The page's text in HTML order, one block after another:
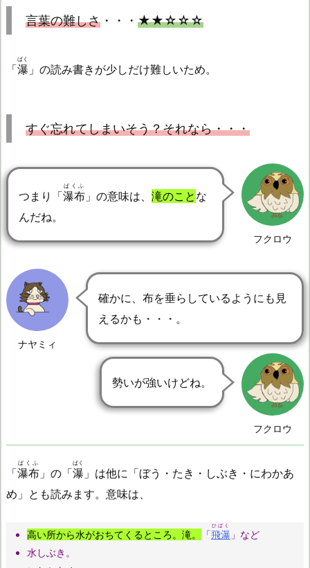
言葉の難しさ ・・・ ★★☆☆☆
「瀑
ばく
」の読み書きが少しだけ難しいため。
すぐ忘れてしまいそう？それなら・・・
フクロウ
つまり「瀑布
ばくふ
」の意味は、 滝のこと な
んだね。
ナヤミィ
確かに、布を垂らしているようにも見
えるかも・・・。
フクロウ
勢いが強いけどね。
「瀑布
ばくふ
」の「瀑
ばく
」は他に「ぼう・たき・しぶき・にわかあ
め」とも読みます。意味は、
高い所から水がおちてくるところ。滝。 「飛瀑
ひばく
」など
水しぶき。